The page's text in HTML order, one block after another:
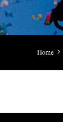
Home